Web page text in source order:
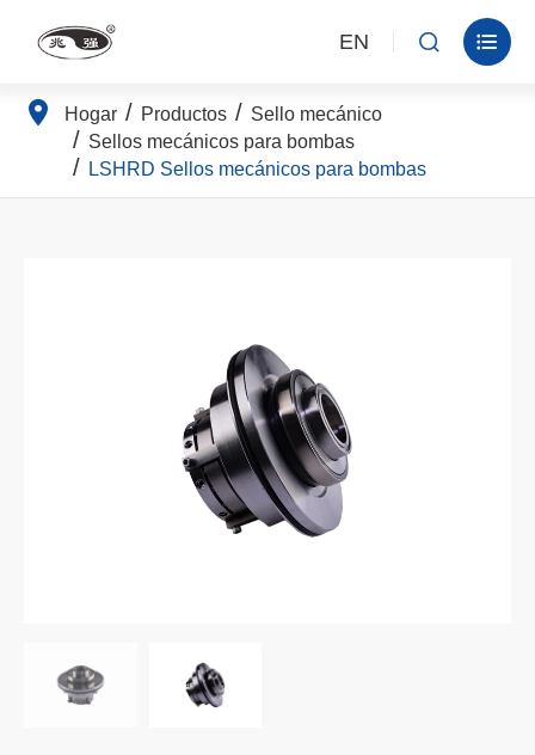
EN  
Hogar Productos
Sello mecánico
Sellos mecánicos para bombas
LSHRD Sellos mecánicos para bombas